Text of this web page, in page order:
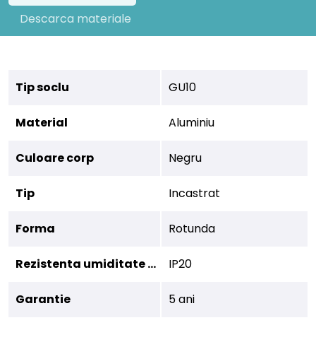
Descarca materiale
Tip soclu GU10
Material Aluminiu
Culoare corp Negru
Tip Incastrat
Forma Rotunda
Rezistenta umiditate (IP) IP20
Garantie 5 ani